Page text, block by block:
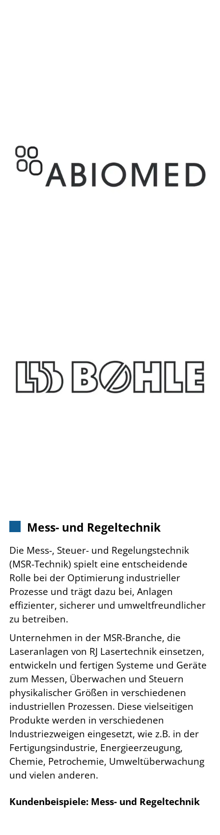
Mess- und Regeltechnik
Die Mess-, Steuer- und Regelungstechnik
(MSR-Technik) spielt eine entscheidende
Rolle bei der Optimierung industrieller
Prozesse und trägt dazu bei, Anlagen
effizienter, sicherer und umweltfreundlicher
zu betreiben.
Unternehmen in der MSR-Branche, die
Laseranlagen von RJ Lasertechnik einsetzen,
entwickeln und fertigen Systeme und Geräte
zum Messen, Überwachen und Steuern
physikalischer Größen in verschiedenen
industriellen Prozessen. Diese vielseitigen
Produkte werden in verschiedenen
Industriezweigen eingesetzt, wie z.B. in der
Fertigungsindustrie, Energieerzeugung,
Chemie, Petrochemie, Umweltüberwachung
und vielen anderen.
Kundenbeispiele: Mess- und Regeltechnik